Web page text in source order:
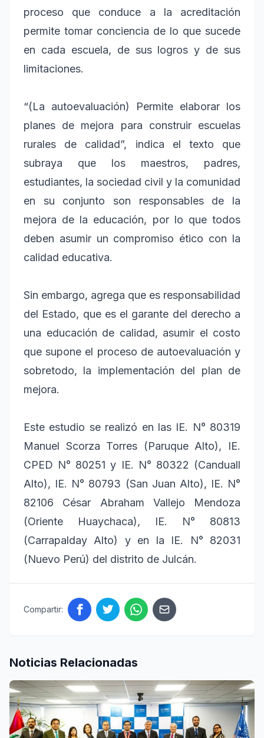
proceso que conduce a la acreditación
permite tomar conciencia de lo que sucede
en cada escuela, de sus logros y de sus
limitaciones.
“(La autoevaluación) Permite elaborar los
planes de mejora para construir escuelas
rurales de calidad”, indica el texto que
subraya que los maestros, padres,
estudiantes, la sociedad civil y la comunidad
en su conjunto son responsables de la
mejora de la educación, por lo que todos
deben asumir un compromiso ético con la
calidad educativa.
Sin embargo, agrega que es responsabilidad
del Estado, que es el garante del derecho a
una educación de calidad, asumir el costo
que supone el proceso de autoevaluación y
sobretodo, la implementación del plan de
mejora.
Este estudio se realizó en las IE. N° 80319
Manuel Scorza Torres (Paruque Alto), IE.
CPED N° 80251 y IE. N° 80322 (Canduall
Alto), IE. N° 80793 (San Juan Alto), IE. N°
82106 César Abraham Vallejo Mendoza
(Oriente Huaychaca), IE. N° 80813
(Carrapalday Alto) y en la IE. N° 82031
(Nuevo Perú) del distrito de Julcán.
Compartir:
Noticias Relacionadas